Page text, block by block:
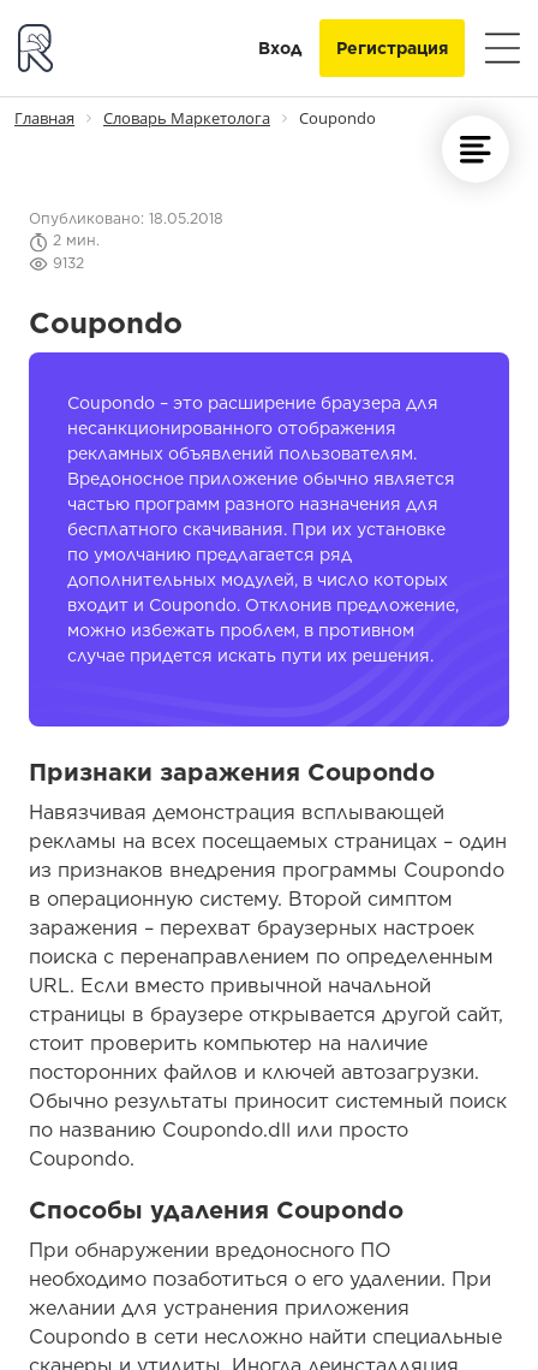
Главная Coupondo
Coupondo
Опубликовано: 18.05.2018
несанкционированного отображения
рекламных объявлений пользователям.
частью программ разного назначения для
бесплатного скачивания. При их установке по
умолчанию предлагается ряд дополнительных
модулей, в число которых входит и Coupondo.
Отклонив предложение, можно избежать
проблем, в противном случае придется искать
пути их решения.
Признаки заражения Coupondo
Навязчивая демонстрация всплывающей
признаков внедрения программы Coupondo в
операционную систему. Второй симптом
заражения – перехват браузерных настроек
поиска с перенаправлением по определенным
URL. Если вместо привычной начальной
страницы в браузере открывается другой сайт,
стоит проверить компьютер на наличие
посторонних файлов и ключей автозагрузки.
Обычно результаты приносит системный поиск
по названию Coupondo.dll или просто Coupondo.
Способы удаления Coupondo
При обнаружении вредоносного ПО необходимо
позаботиться о его удалении. При желании для
несложно найти специальные сканеры и утилиты.
Иногда деинсталляция усложняется
вредоносными процессами. При невозможности
удаления необходимо воспользоваться
безопасным режимом. Пути для ручного
устранения угрозы в разных ОС и браузерах: